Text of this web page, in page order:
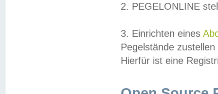
2. PEGELONLINE
3. Einrichten eines
Pegelstände
Hierfür ist eine